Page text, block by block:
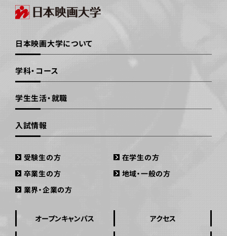
日本映画大学について
学科・コース
学生生活・就職
入試情報
受験生の方
在学生の方
卒業生の方
地域・一般の方
業界・企業の方
オープンキャンパス アクセス